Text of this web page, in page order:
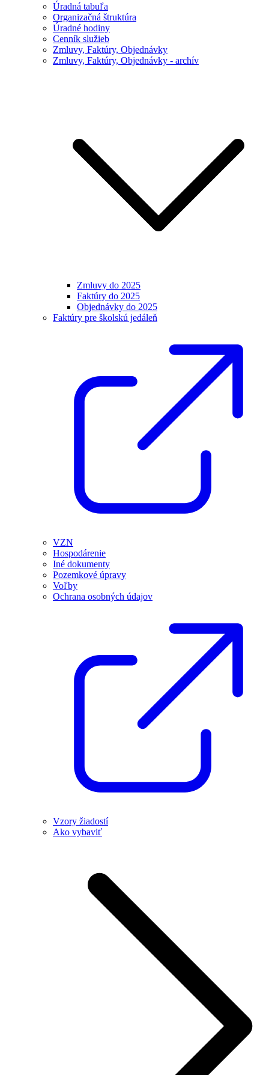
Úradná tabuľa
Organizačná štruktúra
Úradné hodiny
Cenník služieb
Zmluvy, Faktúry, Objednávky
Zmluvy, Faktúry, Objednávky - archív
Zmluvy do 2025
Faktúry do 2025
Objednávky do 2025
Faktúry pre školskú jedáleň
VZN
Hospodárenie
Iné dokumenty
Pozemkové úpravy
Voľby
Ochrana osobných údajov
Vzory žiadostí
Ako vybaviť